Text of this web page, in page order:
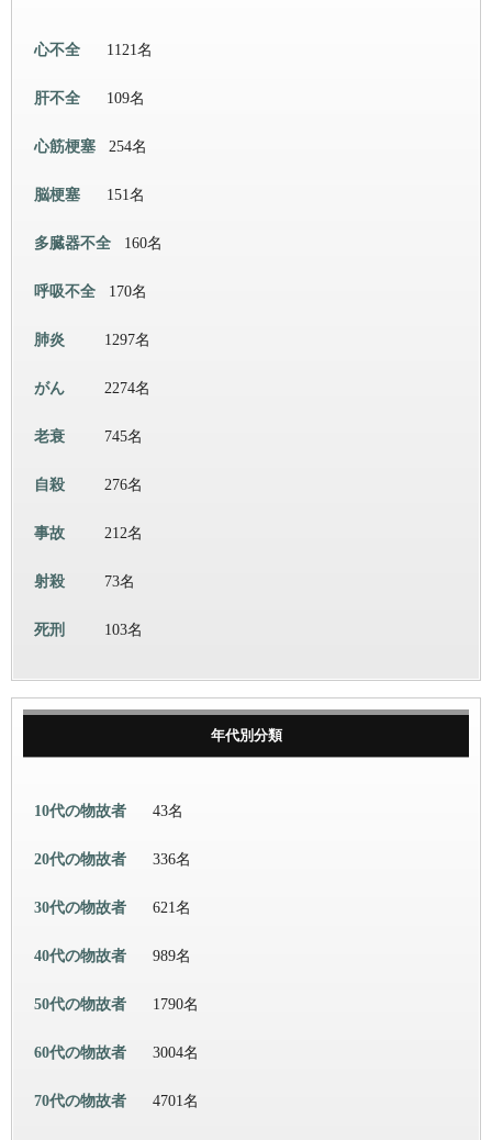
心不全 1121名
肝不全 109名
心筋梗塞 254名
脳梗塞 151名
多臓器不全 160名
呼吸不全 170名
肺炎 1297名
がん 2274名
老衰 745名
自殺 276名
事故 212名
射殺 73名
死刑 103名
年代別分類
10代の物故者 43名
20代の物故者 336名
30代の物故者 621名
40代の物故者 989名
50代の物故者 1790名
60代の物故者 3004名
70代の物故者 4701名